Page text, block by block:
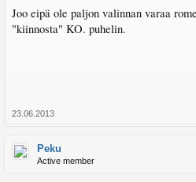
Joo eipä ole paljon valinnan varaa
"kiinnosta" KO. puhelin.
23.06.2013
Peku
Active member